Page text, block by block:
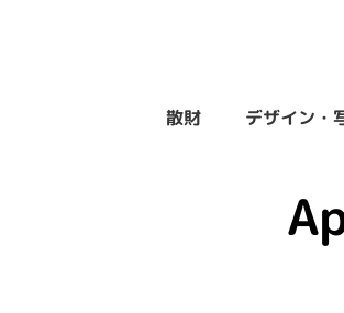
散財 デザイン・